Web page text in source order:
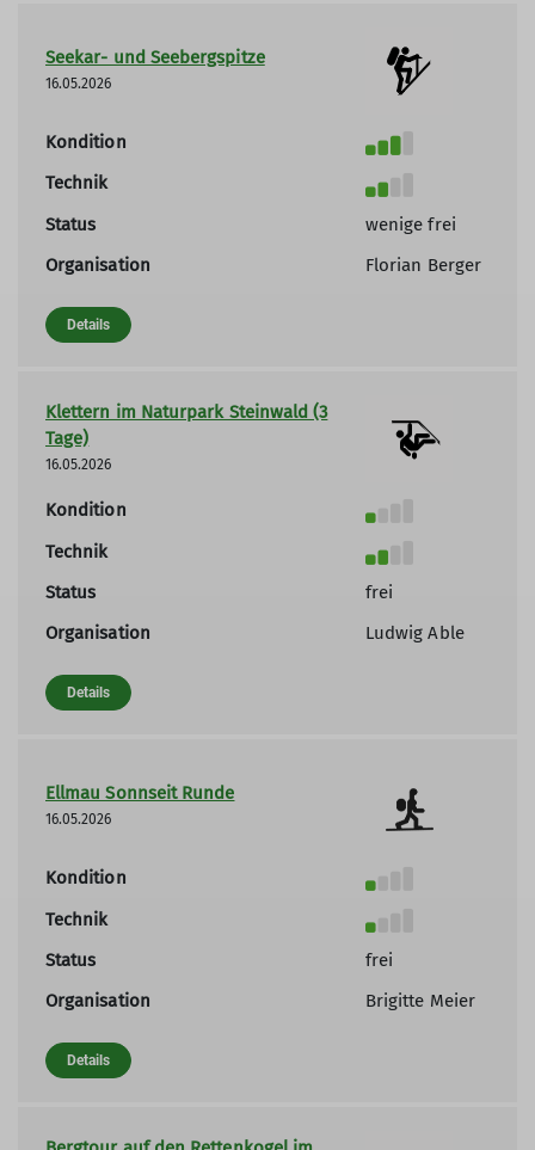
Seekar- und Seebergspitze
16.05.2026
Kondition
Technik
Status
wenige frei
Organisation
Florian Berger
Details
Klettern im Naturpark Steinwald (3
Tage)
16.05.2026
Kondition
Technik
Status
frei
Organisation
Ludwig Able
Details
Ellmau Sonnseit Runde
16.05.2026
Kondition
Technik
Status
frei
Organisation
Brigitte Meier
Details